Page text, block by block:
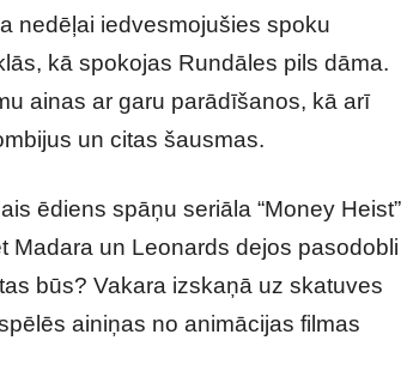
nedēļai iedvesmojušies spoku
kā spokojas Rundāles pils dāma.
ainas ar garu parādīšanos, kā arī
un citas šausmas.
ēdiens spāņu seriāla “Money Heist”
Madara un Leonards dejos pasodobli
būs? Vakara izskaņā uz skatuves
ainiņas no animācijas filmas